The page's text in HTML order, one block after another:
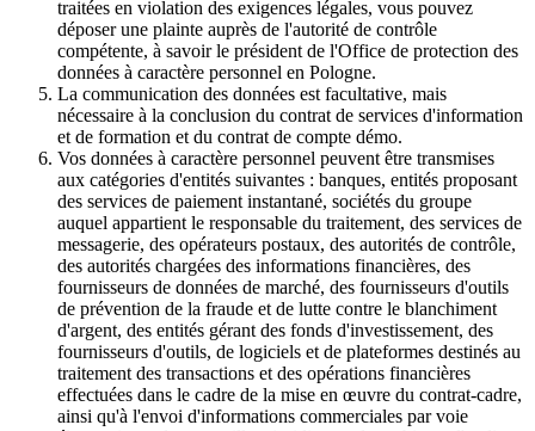
traitées en violation des exigences légales, vous pouvez
déposer une plainte auprès de l'autorité de contrôle
compétente, à savoir le président de l'Office de protection des
données à caractère personnel en Pologne.
La communication des données est facultative, mais
nécessaire à la conclusion du contrat de services d'information
et de formation et du contrat de compte démo.
Vos données à caractère personnel peuvent être transmises
aux catégories d'entités suivantes : banques, entités proposant
des services de paiement instantané, sociétés du groupe
auquel appartient le responsable du traitement, des services de
messagerie, des opérateurs postaux, des autorités de contrôle,
des autorités chargées des informations financières, des
fournisseurs de données de marché, des fournisseurs d'outils
de prévention de la fraude et de lutte contre le blanchiment
d'argent, des entités gérant des fonds d'investissement, des
fournisseurs d'outils, de logiciels et de plateformes destinés au
traitement des transactions et des opérations financières
effectuées dans le cadre de la mise en œuvre du contrat-cadre,
ainsi qu'à l'envoi d'informations commerciales par voie